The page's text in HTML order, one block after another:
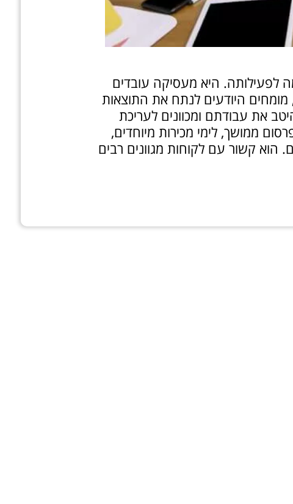
לפעילותה. היא מעסיקה עובדים
מומחים היודעים לנתח את התוצאות
את עבודתם ומכוונים לעריכת
ממושך, לימי מכירות מיוחדים,
הוא קשור עם לקוחות מגוונים רבים